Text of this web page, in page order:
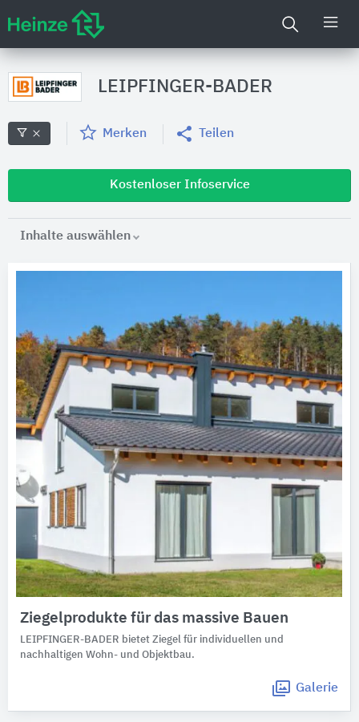
LEIPFINGER-BADER
Merken Teilen
Kostenloser Infoservice
Inhalte auswählen
Ziegelprodukte für das massive Bauen
LEIPFINGER-BADER bietet Ziegel für individuellen und
nachhaltigen Wohn- und Objektbau.
Galerie